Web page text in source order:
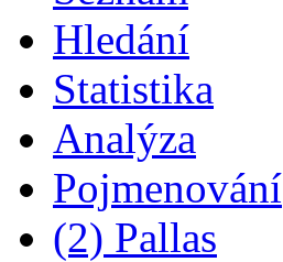
Hledání
Statistika
Analýza
Pojmenování
(2) Pallas